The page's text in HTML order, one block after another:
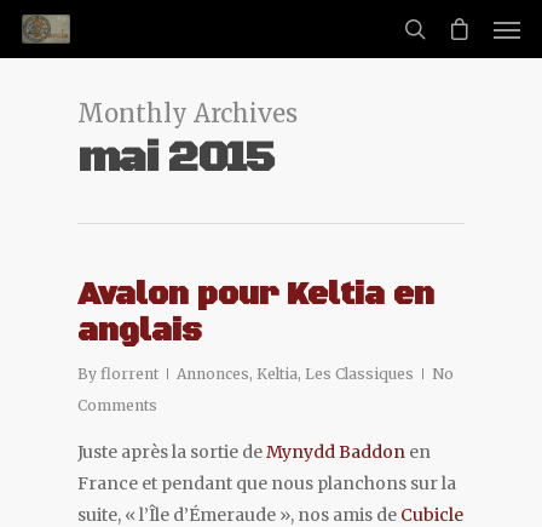
Monthly Archives
mai 2015
Avalon pour Keltia en
anglais
By florrent Annonces, Keltia, Les Classiques
No
Comments
Juste après la sortie deMynydd Baddon en
France et pendant que nous planchons sur la
suite, « l’Île d’Émeraude », nos amis de Cubicle